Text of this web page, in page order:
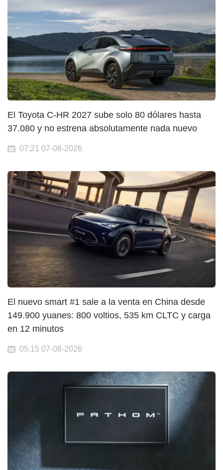
El Toyota C-HR 2027 sube solo 80 dólares hasta
37.080 y no estrena absolutamente nada nuevo
07:21 07-08-2026
El nuevo smart #1 sale a la venta en China desde
149.900 yuanes: 800 voltios, 535 km CLTC y carga
en 12 minutos
05:15 07-08-2026